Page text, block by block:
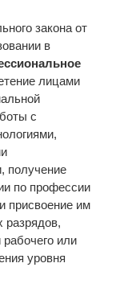
закона от
в
лицами
с
получение
по профессии
присвоение им
разрядов,
рабочего или
уровня